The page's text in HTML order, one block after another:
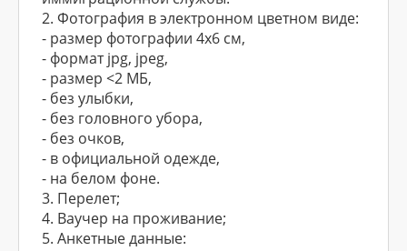
2. Фотография в электронном цветном виде:
- размер фотографии 4x6 см,
- формат jpg, jpeg,
- размер <2 МБ,
- без улыбки,
- без головного убора,
- без очков,
- в официальной одежде,
- на белом фоне.
3. Перелет;
4. Ваучер на проживание;
5. Анкетные данные: